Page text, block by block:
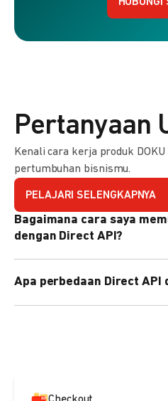
HUBUNGI
Pertanyaan
Kenali cara kerja produk
pertumbuhan bisnismu.
PELAJARI SELENGKAPNYA
Bagaimana cara saya
dengan Direct API?
pemrograman untuk
Apa perbedaan Direct API